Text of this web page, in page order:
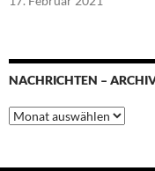
NACHRICHTEN –
Nachrichten
–